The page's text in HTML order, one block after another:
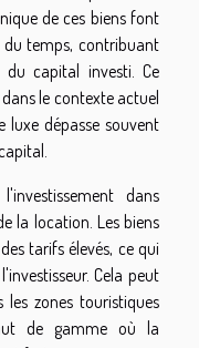
de ces biens font
temps, contribuant
capital investi. Ce
le contexte actuel
luxe dépasse souvent
dans
la location. Les biens
tarifs élevés, ce qui
Cela peut
zones touristiques
de gamme où la